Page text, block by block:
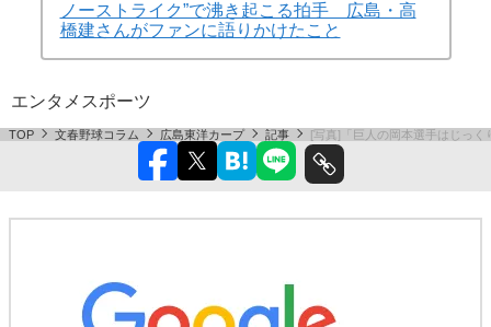
ノーストライク”で沸き起こる拍手 広島・高
橋建さんがファンに語りかけたこと
エンタメ スポーツ
TOP 文春野球コラム 広島東洋カープ 記事 [写真]「巨人の岡本選手はじっ